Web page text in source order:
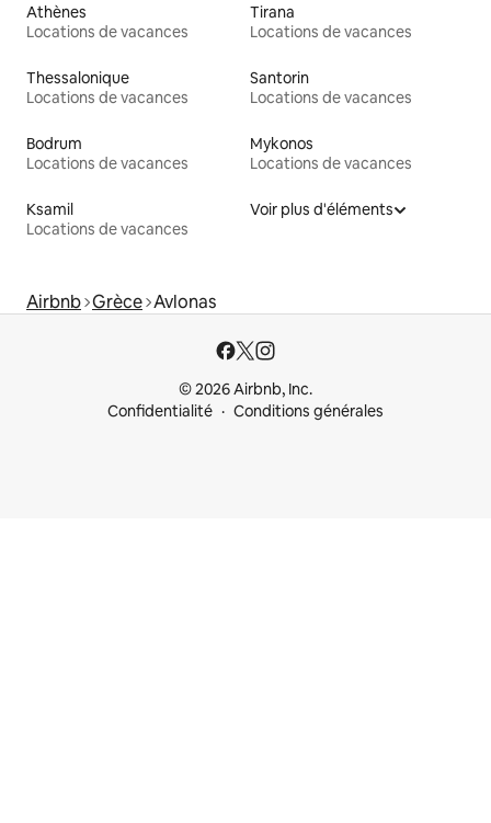
Athènes
Locations de vacances
Tirana
Locations de vacances
Thessalonique
Locations de vacances
Santorin
Locations de vacances
Bodrum
Locations de vacances
Mykonos
Locations de vacances
Ksamil
Locations de vacances
Voir plus d'éléments
Airbnb Grèce Avlonas
© 2026 Airbnb, Inc.
Confidentialité
Conditions générales